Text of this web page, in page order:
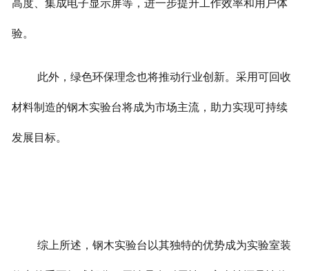
高度、集成电子显示屏等，进一步提升工作效率和用户体
验。
此外，绿色环保理念也将推动行业创新。采用可回收
材料制造的钢木实验台将成为市场主流，助力实现可持续
发展目标。
综上所述，钢木实验台以其独特的优势成为实验室装